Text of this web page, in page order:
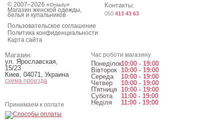
© 2007–2026 «Onlady»
Магазин женской одежды,
белья и купальников
Пользовательское соглашение
Политика конфиденциальности
Карта сайта
Контакты:
050 413 43 63
Магазин:
ул. Ярославская,
15/23
Киев 04071 Украина
схема проезда
Час роботи магазину
Понеділок10:00 - 19:00
Вівторок 10:00 - 19:00
Середа
10:00 - 19:00
Четвер
10:00 - 19:00
П'ятниця 10:00 - 19:00
Субота
11:00 - 19:00
Неділя
11:00 - 19:00
Принимаем к оплате